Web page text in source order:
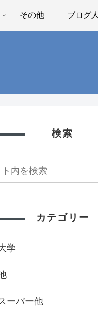
その他 ブログ人
検索
カテゴリー
学
ーパー他